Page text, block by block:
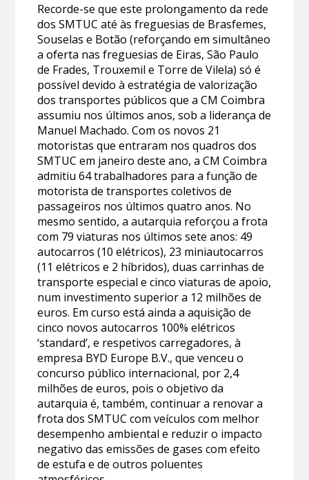
Recorde-se que este prolongamento da rede
dos SMTUC até às freguesias de Brasfemes,
Souselas e Botão (reforçando em simultâneo
a oferta nas freguesias de Eiras, São Paulo
de Frades, Trouxemil e Torre de Vilela) só é
possível devido à estratégia de valorização
dos transportes públicos que a CM Coimbra
assumiu nos últimos anos, sob a liderança de
Manuel Machado. Com os novos 21
motoristas que entraram nos quadros dos
SMTUC em janeiro deste ano, a CM Coimbra
admitiu 64 trabalhadores para a função de
motorista de transportes coletivos de
passageiros nos últimos quatro anos. No
mesmo sentido, a autarquia reforçou a frota
com 79 viaturas nos últimos sete anos: 49
autocarros (10 elétricos), 23 miniautocarros
(11 elétricos e 2 híbridos), duas carrinhas de
transporte especial e cinco viaturas de apoio,
num investimento superior a 12 milhões de
euros. Em curso está ainda a aquisição de
cinco novos autocarros 100% elétricos
‘standard’, e respetivos carregadores, à
empresa BYD Europe B.V., que venceu o
concurso público internacional, por 2,4
milhões de euros, pois o objetivo da
autarquia é, também, continuar a renovar a
frota dos SMTUC com veículos com melhor
desempenho ambiental e reduzir o impacto
negativo das emissões de gases com efeito
de estufa e de outros poluentes